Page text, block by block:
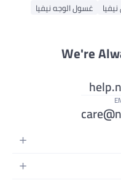
غسول الوجه نيفيا
We're